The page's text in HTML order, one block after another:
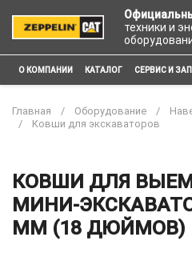
техники и
О КОМПАНИИ КАТАЛОГ СЕРВИС И
Главная Оборудование
Ковши для экскаваторов
КОВШИ ДЛЯ
МИНИ-
ММ (18 ДЮЙМОВ)